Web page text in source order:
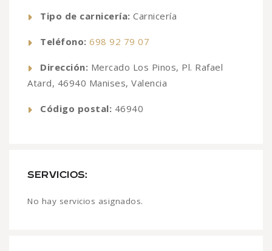
Tipo de carnicería: Carnicería
Teléfono: 698 92 79 07
Dirección: Mercado Los Pinos, Pl. Rafael
Atard, 46940 Manises, Valencia
Código postal: 46940
SERVICIOS:
No hay servicios asignados.